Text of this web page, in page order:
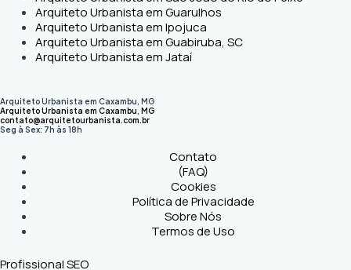
Arquiteto Urbanista em Guarulhos
Arquiteto Urbanista em Ipojuca
Arquiteto Urbanista em Guabiruba, SC
Arquiteto Urbanista em Jataí
Arquiteto Urbanista em Caxambu, MG
Arquiteto Urbanista em Caxambu, MG
contato@arquitetourbanista.com.br
Seg à Sex: 7h às 18h
Contato
(FAQ)
Cookies
Política de Privacidade
Sobre Nós
Termos de Uso
Profissional SEO